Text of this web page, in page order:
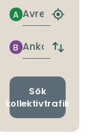
Avresa
A
Hitta
Ankomst
B
Byt
och
Sök
kollektivtrafik